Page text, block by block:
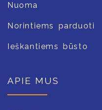
Nuoma
Norintiems parduoti
Ieškantiems būsto
APIE MUS